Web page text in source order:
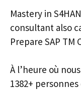
Mastery in
consultant also
Prepare SAP TM
À l’heure où
1382+